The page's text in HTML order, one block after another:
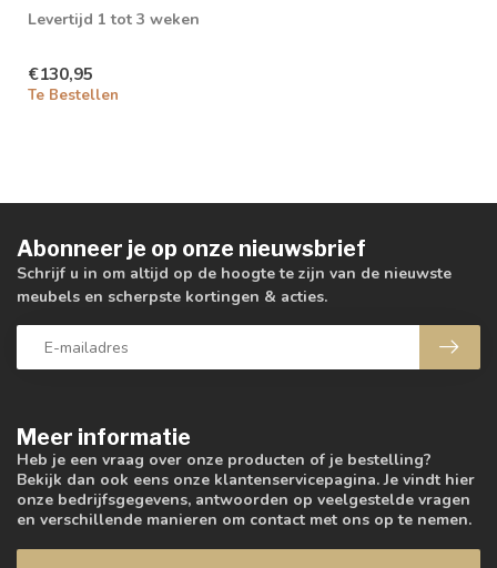
Levertijd 1 tot 3 weken
€130,95
Te Bestellen
Meer informatie
Heb je een vraag over onze producten of je bestelling?
Bekijk dan ook eens onze klantenservicepagina. Je vindt hier
onze bedrijfsgegevens, antwoorden op veelgestelde vragen
en verschillende manieren om contact met ons op te nemen.
Abonneer je op onze nieuwsbrief
Schrijf u in om altijd op de hoogte te zijn van de nieuwste
meubels en scherpste kortingen & acties.